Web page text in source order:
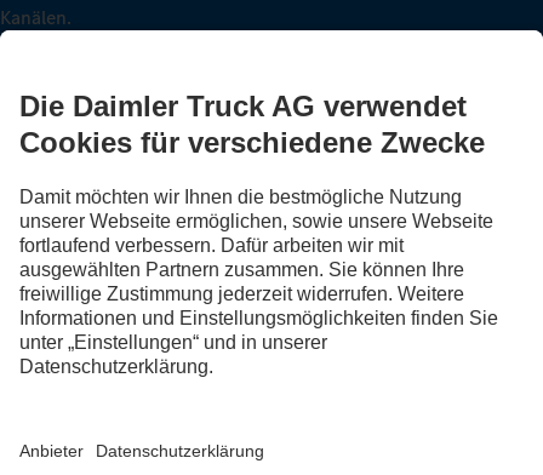
Kanälen.
FOLLOW THE ROADSTARS.
Tausche jetzt Erfahrungen mit anderen Truckerinnen und
Truckern aus.